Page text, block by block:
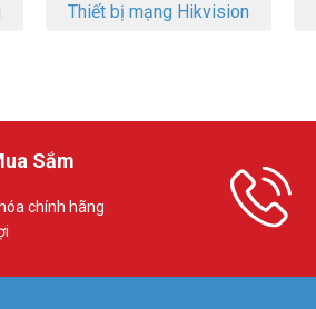
Thiết bị mạng Hikvision
Sắm
chính hãng